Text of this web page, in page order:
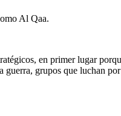
Al Qaa.
en primer lugar
guerra, grupos que luchan